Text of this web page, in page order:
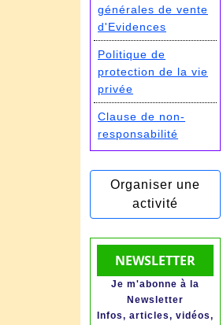
générales de vente
d'Evidences
Politique de
protection de la vie
privée
Clause de non-
responsabilité
Organiser une
activité
NEWSLETTER
Je m'abonne à la
Newsletter
Infos, articles, vidéos,